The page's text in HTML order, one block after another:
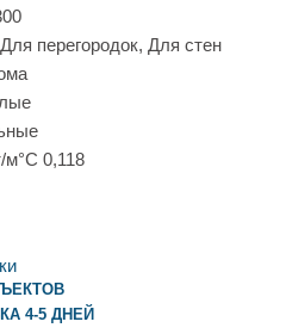
Для перегородок, Для стен
м°С 0,118
4-5 ДНЕЙ